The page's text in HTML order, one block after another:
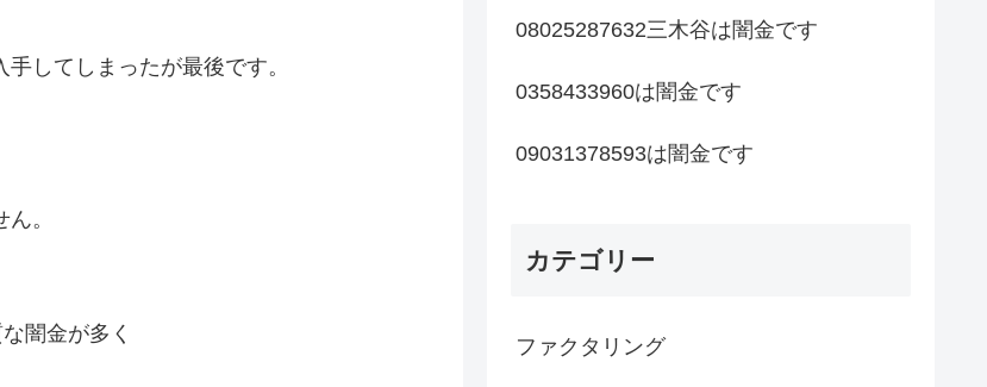
してしまったが最後です。
。
闇金が多く
08025287632三木谷は闇金です
0358433960は闇金です
09031378593は闇金です
カテゴリー
ファクタリング